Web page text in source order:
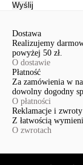
Wyślij
Dostawa
Realizujemy
powyżej 50 zł.
O dostawie
Płatność
Za zamówienia w
dowolny dogodny
O płatności
Reklamacje i zwroty
Z łatwością
O zwrotach